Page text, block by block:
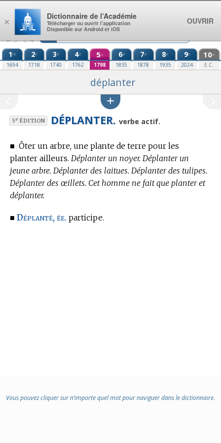
Aller au contenu
1re
1694
2e
1718
3e
1740
4e
1762
5e
1798
6e
1835
7e
1878
8e
1935
9e
2024
10e
E.C.
déplanter
5eÉDITION DÉPLANTER. verbe actif.
■ Ôter un arbre, une plante de terre pour les
planter ailleurs. Déplanter un noyer. Déplanter un
jeune arbre. Déplanter des laitues. Déplanter des tulipes.
Déplanter des œillets. Cet homme ne fait que planter et
déplanter.
■ Déplanté, ée. participe.
Vous pouvez cliquer sur n’importe quel mot pour naviguer dans le dictionnaire.
×
Dictionnaire de l’Académie
Télécharger ou ouvrir l’application
Disponible sur Android et iOS
OUVRIR